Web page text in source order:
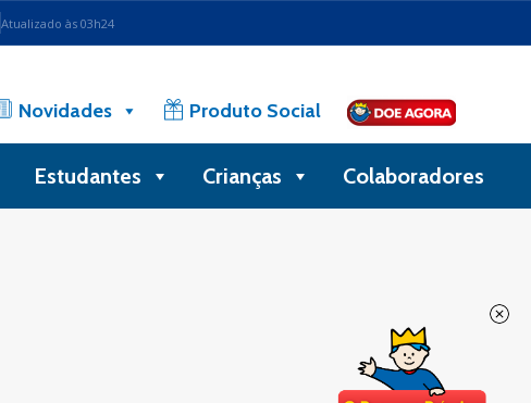
Atualizado às 03h24
Novidades Produto Social
Estudantes Crianças Colaboradores